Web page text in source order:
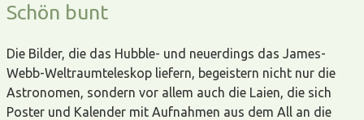
Schön bunt
Die Bilder, die das Hubble- und neuerdings das James-
Webb-Weltraumteleskop liefern, begeistern nicht nur die
Astronomen, sondern vor allem auch die Laien, die sich
Poster und Kalender mit Aufnahmen aus dem All an die